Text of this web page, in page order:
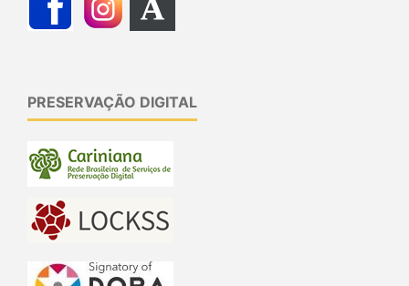
PRESERVAÇÃO DIGITAL